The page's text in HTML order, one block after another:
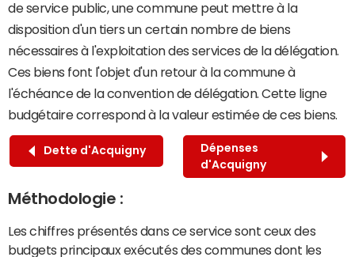
de service public, une commune peut mettre à la
disposition d'un tiers un certain nombre de biens
nécessaires à l'exploitation des services de la délégation.
Ces biens font l'objet d'un retour à la commune à
l'échéance de la convention de délégation. Cette ligne
budgétaire correspond à la valeur estimée de ces biens.
Dette d'Acquigny
Dépenses
d'Acquigny
Méthodologie :
Les chiffres présentés dans ce service sont ceux des
budgets principaux exécutés des communes dont les